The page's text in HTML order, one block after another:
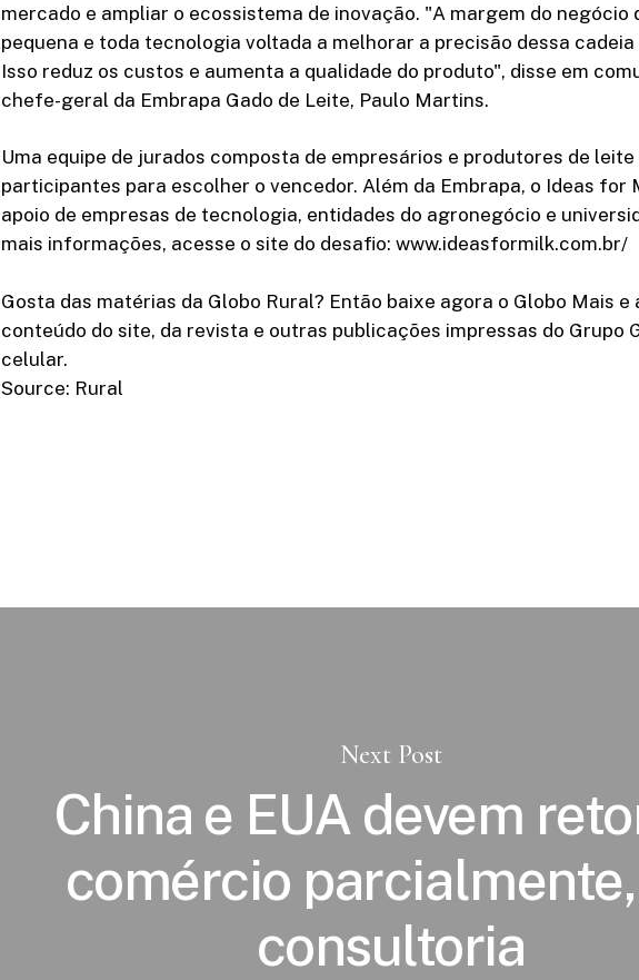
mercado e ampliar o ecossistema de inovação. "A margem do negócio
pequena e toda tecnologia voltada a melhorar a precisão dessa cadeia
Isso reduz os custos e aumenta a qualidade do produto", disse em
chefe-geral da Embrapa Gado de Leite, Paulo Martins.
Uma equipe de jurados composta de empresários e produtores de leite
participantes para escolher o vencedor. Além da Embrapa, o Ideas for
apoio de empresas de tecnologia, entidades do agronegócio e
mais informações, acesse o site do desafio: www.ideasformilk.com.br/
Gosta das matérias da Globo Rural? Então baixe agora o Globo Mais e
conteúdo do site, da revista e outras publicações impressas do Grupo
celular.
Source: Rural
Next Post
China e EUA devem
comércio
consultoria